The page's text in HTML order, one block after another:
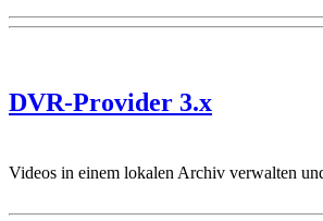
DVR-Provider 3.x
Videos in einem lokalen Archiv verwalten